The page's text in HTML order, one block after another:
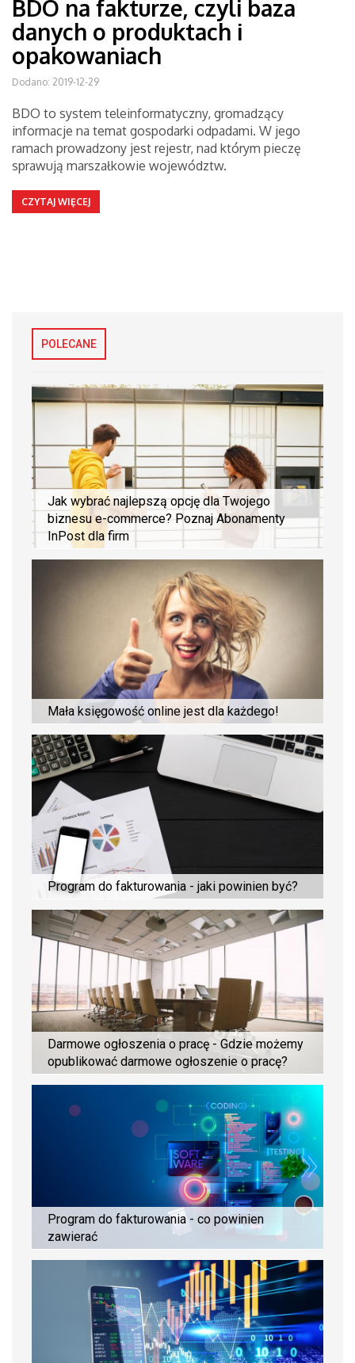
BDO na fakturze, czyli baza
danych o produktach i
opakowaniach
Dodano: 2019-12-29
BDO to system teleinformatyczny, gromadzący
informacje na temat gospodarki odpadami. W jego
ramach prowadzony jest rejestr, nad którym pieczę
sprawują marszałkowie województw.
CZYTAJ WIĘCEJ
POLECANE
Jak wybrać najlepszą opcję dla Twojego
biznesu e-commerce? Poznaj Abonamenty
InPost dla firm
Mała księgowość online jest dla każdego!
Program do fakturowania - jaki powinien być?
Darmowe ogłoszenia o pracę - Gdzie możemy
opublikować darmowe ogłoszenie o pracę?
Program do fakturowania - co powinien
zawierać